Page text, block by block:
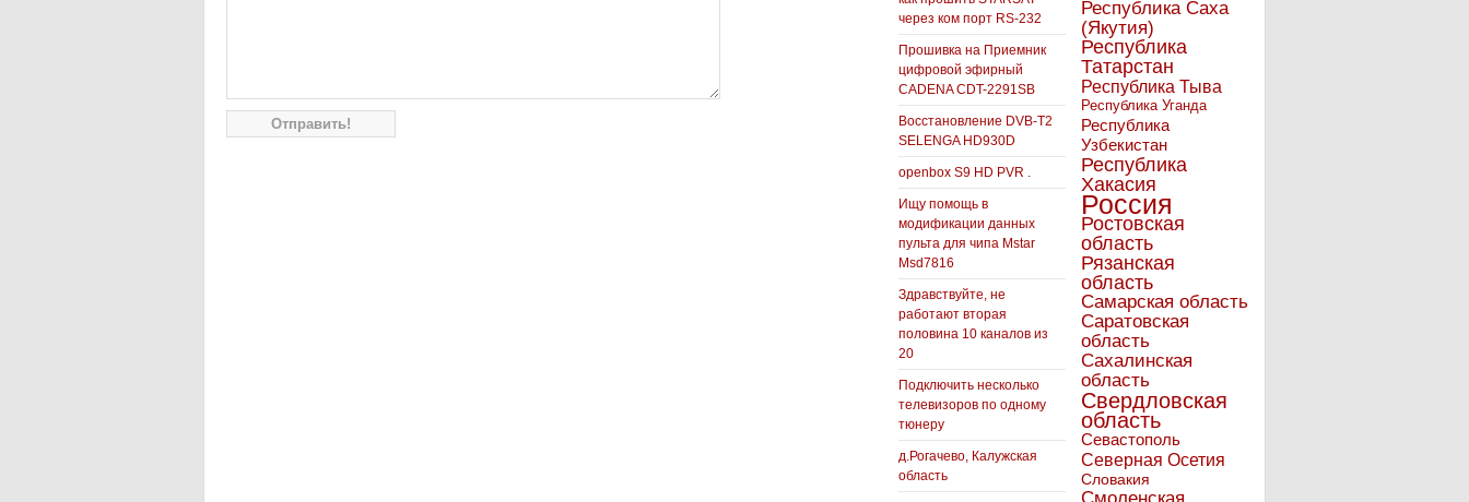
через ком порт RS-232
Прошивка на Приемник
цифровой эфирный
CADENA CDT-2291SB
Восстановление DVB-T2
SELENGA HD930D
openbox S9 HD PVR .
Ищу помощь в
модификации данных
пульта для чипа Mstar
Msd7816
Здравствуйте, не
работают вторая
половина 10 каналов из
20
Подключить несколько
телевизоров по одному
тюнеру
д.Рогачево, Калужская
область
Республика Саха
(Якутия)
Республика
Татарстан
Республика Тыва
Республика Уганда
Республика
Узбекистан
Республика
Хакасия
Россия
Ростовская
область
Рязанская
область
Самарская область
Саратовская
область
Сахалинская
область
Свердловская
область
Севастополь
Северная Осетия
Словакия